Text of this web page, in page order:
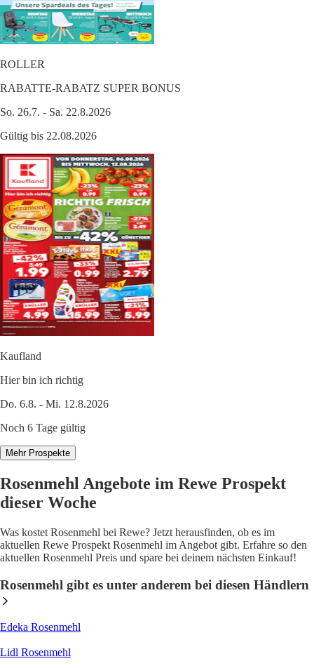
ROLLER
RABATTE-RABATZ SUPER BONUS
So. 26.7. - Sa. 22.8.2026
Gültig bis 22.08.2026
Kaufland
Hier bin ich richtig
Do. 6.8. - Mi. 12.8.2026
Noch 6 Tage gültig
Mehr Prospekte
Rosenmehl Angebote im Rewe Prospekt
dieser Woche
Was kostet Rosenmehl bei Rewe? Jetzt herausfinden, ob es im
aktuellen Rewe Prospekt Rosenmehl im Angebot gibt. Erfahre so den
aktuellen Rosenmehl Preis und spare bei deinem nächsten Einkauf!
Rosenmehl gibt es unter anderem bei diesen Händlern
Edeka Rosenmehl
Lidl Rosenmehl